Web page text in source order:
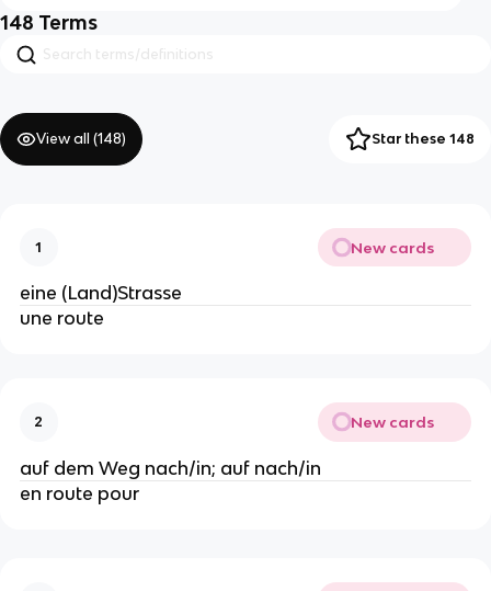
148 Terms
View all (148) Star these 148
1 New cards
eine (Land)Strasse
une route
2 New cards
auf dem Weg nach/in; auf nach/in
en route pour